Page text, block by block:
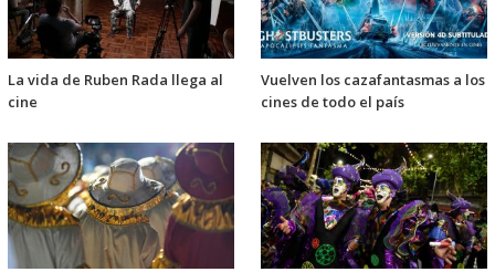
La vida de Ruben Rada llega al
cine
Vuelven los cazafantasmas a los
cines de todo el país